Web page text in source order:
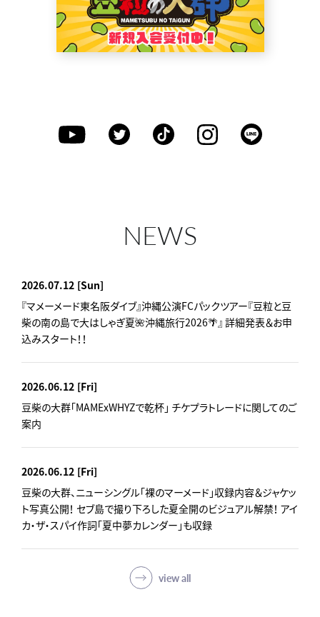
NEWS
view all
2026.07.12 [Sun]
『マメーメード東名阪ダイブ』沖縄公演FCパックツアー『豆粒と豆
柴の南の島で大はしゃぎ夏🌺沖縄旅行2026🌴』 詳細発表＆お申
込みスタート！！
2026.06.12 [Fri]
豆柴の大群「MAMExWHYZで乾杯」 チケプラトレードに関してのご
案内
2026.06.12 [Fri]
豆柴の大群、ニューシングル「裸のマーメード」収録内容＆ジャケッ
ト写真公開！ セブ島で撮り下ろした夏全開のビジュアル解禁！ アイ
カ・ザ・スパイ作詞「夏中夢カレンダー」も収録